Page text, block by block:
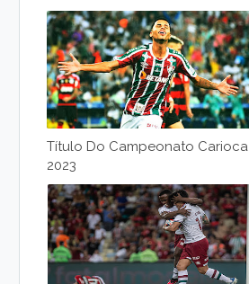
Título Do Campeonato Carioca
2023